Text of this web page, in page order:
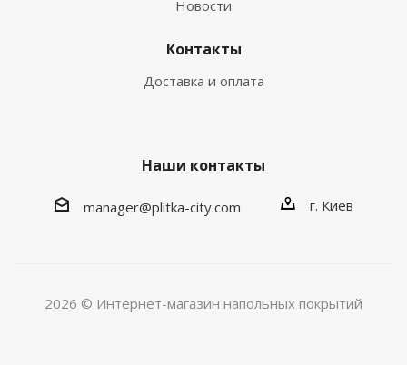
Новости
Контакты
Доставка и оплата
Наши контакты
manager@plitka-city.com г. Киев
2026 © Интернет-магазин напольных покрытий